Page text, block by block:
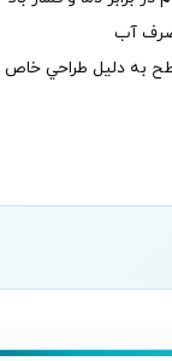
آب
به دليل طراحي خاص